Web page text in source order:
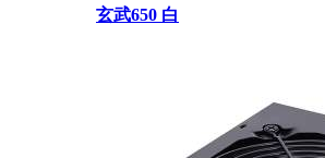
玄武650 白